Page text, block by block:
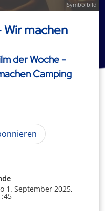
Symbolbild
machen
der Woche -
Camping
1. September 2025,